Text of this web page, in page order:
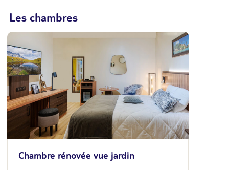
Les chambres
Chambre rénovée vue jardin